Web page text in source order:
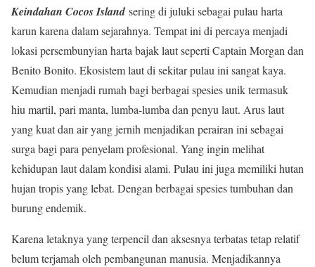
Keindahan Cocos Islandsering di juluki sebagai pulau harta
karun karena dalam sejarahnya. Tempat ini di percaya menjadi
lokasi persembunyian harta bajak laut seperti Captain Morgan dan
Benito Bonito. Ekosistem laut di sekitar pulau ini sangat kaya.
Kemudian menjadi rumah bagi berbagai spesies unik termasuk
hiu martil, pari manta, lumba-lumba dan penyu laut. Arus laut
yang kuat dan air yang jernih menjadikan perairan ini sebagai
surga bagi para penyelam profesional. Yang ingin melihat
kehidupan laut dalam kondisi alami. Pulau ini juga memiliki hutan
hujan tropis yang lebat. Dengan berbagai spesies tumbuhan dan
burung endemik.
Karena letaknya yang terpencil dan aksesnya terbatas tetap relatif
belum terjamah oleh pembangunan manusia. Menjadikannya